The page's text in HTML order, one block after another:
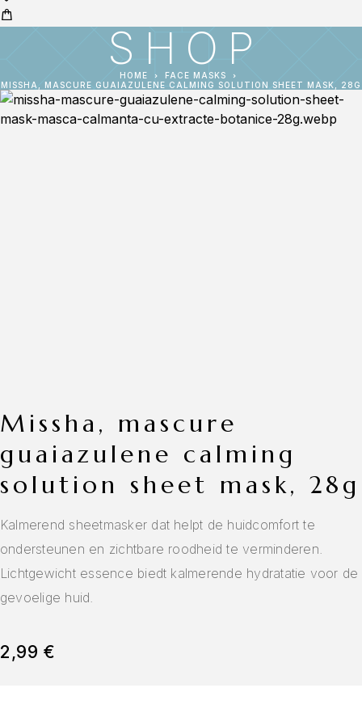
SHOP
HOME
FACE MASKS
MISSHA, MASCURE GUAIAZULENE CALMING SOLUTION SHEET MASK, 28G
missha, mascure
guaiazulene calming
solution sheet mask, 28g
Kalmerend sheetmasker dat helpt de huidcomfort te
ondersteunen en zichtbare roodheid te verminderen.
Lichtgewicht essence biedt kalmerende hydratatie voor de
gevoelige huid.
2,99€